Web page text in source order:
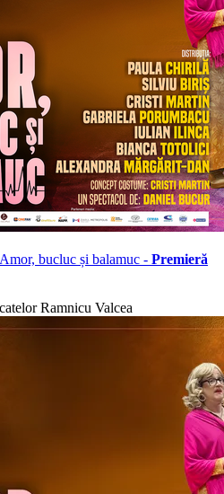
bucluc și balamuc - Premieră
Ramnicu Valcea